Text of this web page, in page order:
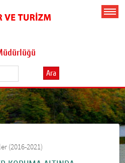
Ara
(2016-2021)